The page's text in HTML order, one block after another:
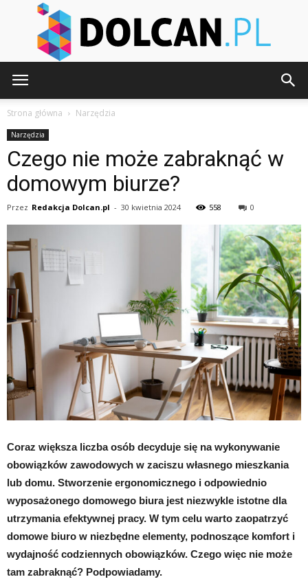
Strona główna Narzędzia
Narzędzia
Czego nie może zabraknąć w
domowym biurze?
Przez Redakcja Dolcan.pl - 30 kwietnia 2024 558 0
Coraz większa liczba osób decyduje się na wykonywanie
obowiązków zawodowych w zaciszu własnego mieszkania
lub domu. Stworzenie ergonomicznego i odpowiednio
wyposażonego domowego biura jest niezwykle istotne dla
utrzymania efektywnej pracy. W tym celu warto zaopatrzyć
domowe biuro w niezbędne elementy, podnoszące komfort i
wydajność codziennych obowiązków. Czego więc nie może
tam zabraknąć? Podpowiadamy.